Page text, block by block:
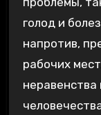
голод и
напротив,
рабочих